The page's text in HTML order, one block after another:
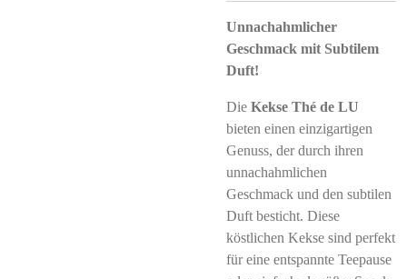
Unnachahmlicher
Geschmack mit Subtilem
Duft!
Die Kekse Thé de LU
bieten einen einzigartigen
Genuss, der durch ihren
unnachahmlichen
Geschmack und den subtilen
Duft besticht. Diese
köstlichen Kekse sind perfekt
für eine entspannte Teepause